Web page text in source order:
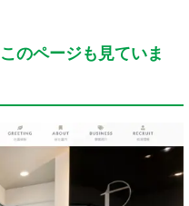
のページも見ていま